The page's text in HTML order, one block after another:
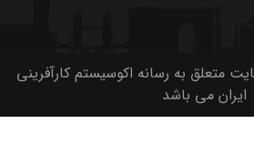
متعلق به رسانه اکوسیستم کارآفرینی
ایران می باشد